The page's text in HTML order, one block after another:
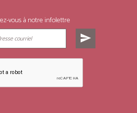
vous à notre infolettre
send